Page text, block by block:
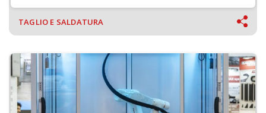
TAGLIO E SALDATURA